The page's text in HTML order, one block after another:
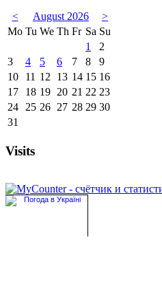
< August 2026
>
Mo Tu We Th Fr Sa Su
1
2
3
4 5 6 7 8
9
10
11 12 13 14 15 16
17
18 19 20 21 22 23
24
25 26 27 28 29 30
31
Visits